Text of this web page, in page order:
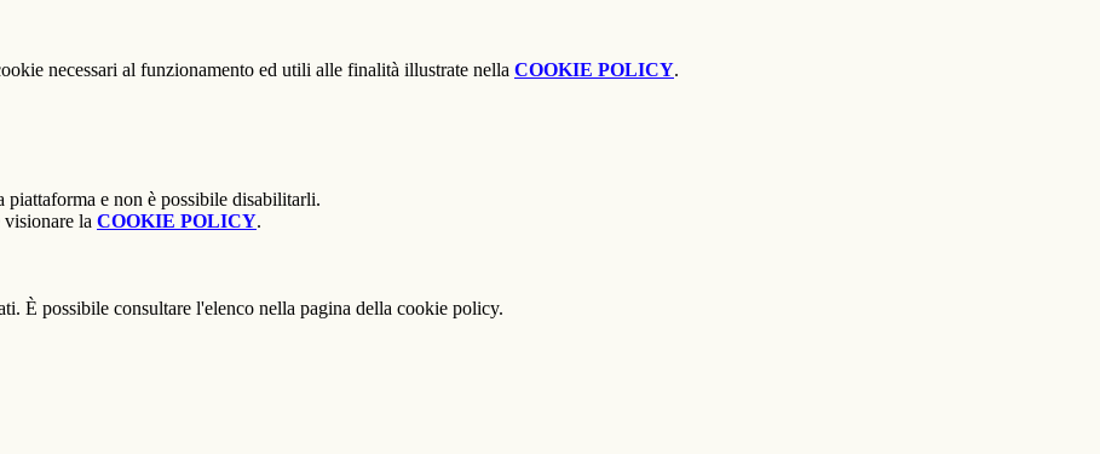
necessari al funzionamento ed utili alle finalità illustrate nella COOKIE POLICY.
e non è possibile disabilitarli.
la COOKIE POLICY.
È possibile consultare l'elenco nella pagina della cookie policy.